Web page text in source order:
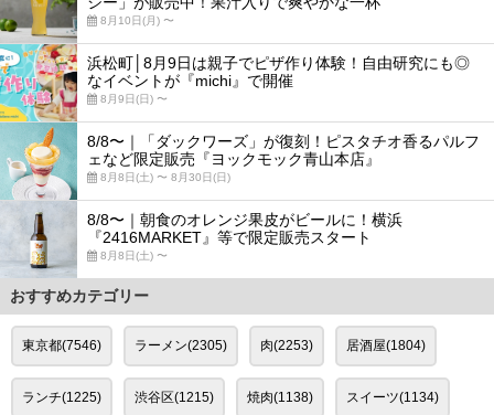
8月10日(月) 〜
浜松町│8月9日は親子でピザ作り体験！自由研究にも◎
なイベントが『michi』で開催
8月9日(日) 〜
8/8〜｜「ダックワーズ」が復刻！ピスタチオ香るパルフ
ェなど限定販売『ヨックモック青山本店』
8月8日(土) 〜 8月30日(日)
8/8〜｜朝食のオレンジ果皮がビールに！横浜
『2416MARKET』等で限定販売スタート
8月8日(土) 〜
おすすめカテゴリー
東京都(7546) ラーメン(2305) 肉(2253) 居酒屋(1804)
ランチ(1225) 渋谷区(1215) 焼肉(1138) スイーツ(1134)